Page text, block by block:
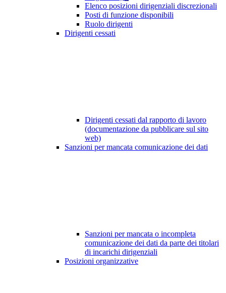
Elenco posizioni dirigenziali discrezionali
Posti di funzione disponibili
Ruolo dirigenti
Dirigenti cessati
Dirigenti cessati dal rapporto di lavoro
(documentazione da pubblicare sul sito
web)
Sanzioni per mancata comunicazione dei dati
Sanzioni per mancata o incompleta
comunicazione dei dati da parte dei titolari
di incarichi dirigenziali
Posizioni organizzative